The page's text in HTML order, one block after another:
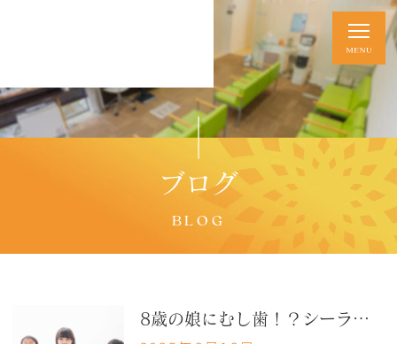
ブログ
BLOG
8歳の娘にむし歯！？シーラントで予防スタート